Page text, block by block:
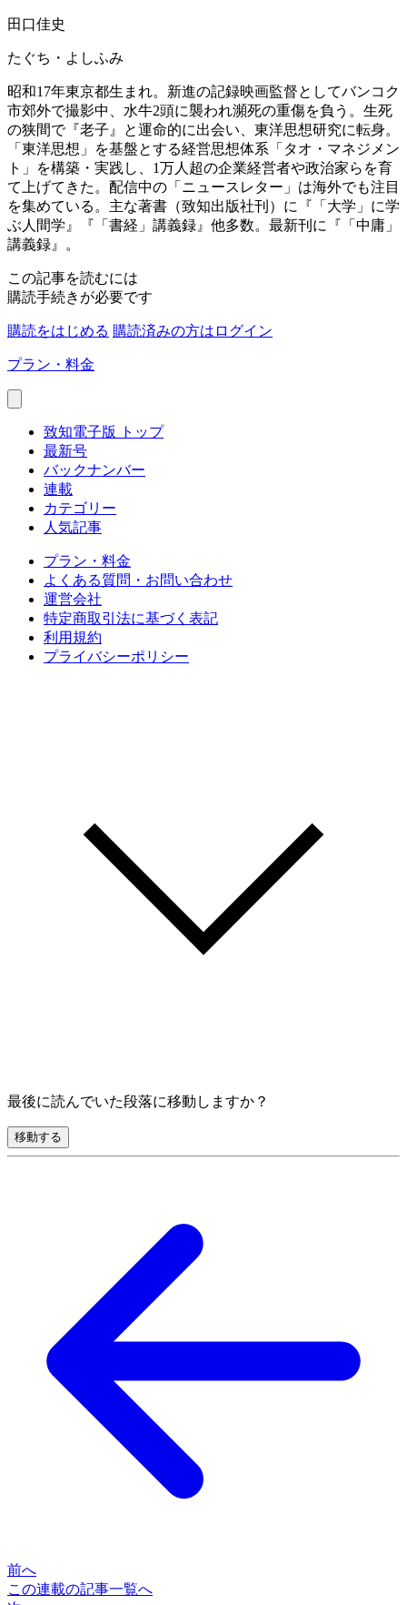
田口佳史
たぐち・よしふみ
昭和17年東京都生まれ。新進の記録映画監督としてバンコク
市郊外で撮影中、水牛2頭に襲われ瀕死の重傷を負う。生死
の狭間で『老子』と運命的に出会い、東洋思想研究に転身。
「東洋思想」を基盤とする経営思想体系「タオ・マネジメン
ト」を構築・実践し、1万人超の企業経営者や政治家らを育
て上げてきた。配信中の「ニュースレター」は海外でも注目
を集めている。主な著書（致知出版社刊）に『「大学」に学
ぶ人間学』『「書経」講義録』他多数。最新刊に『「中庸」
講義録』。
この記事を読むには
購読手続きが必要です
購読をはじめる 購読済みの方はログイン
プラン・料金
致知電子版 トップ
最新号
バックナンバー
連載
カテゴリー
人気記事
プラン・料金
よくある質問・お問い合わせ
運営会社
特定商取引法に基づく表記
利用規約
プライバシーポリシー
最後に読んでいた段落に移動しますか？
移動する
前へ
この連載の記事一覧へ